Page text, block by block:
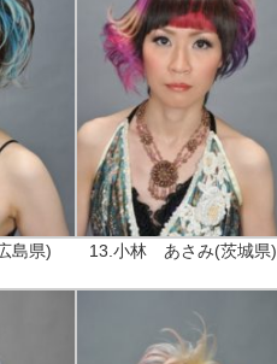
島県) 13.小林 あさみ(茨城県)